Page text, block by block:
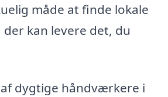
måde at finde lokale
kan levere det, du
dygtige håndværkere i